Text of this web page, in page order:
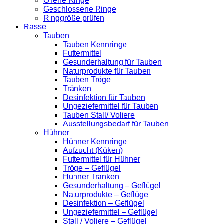
Geschlossene Ringe
Ringgröße prüfen
Rasse
Tauben
Tauben Kennringe
Futtermittel
Gesunderhaltung für Tauben
Naturprodukte für Tauben
Tauben Tröge
Tränken
Desinfektion für Tauben
Ungeziefermittel für Tauben
Tauben Stall/ Voliere
Ausstellungsbedarf für Tauben
Hühner
Hühner Kennringe
Aufzucht (Küken)
Futtermittel für Hühner
Tröge – Geflügel
Hühner Tränken
Gesunderhaltung – Geflügel
Naturprodukte – Geflügel
Desinfektion – Geflügel
Ungeziefermittel – Geflügel
Stall / Voliere – Geflügel